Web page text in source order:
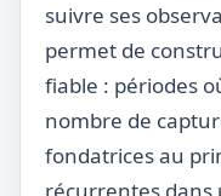
suivre ses
permet de
fiable : périodes
nombre de
fondatrices au